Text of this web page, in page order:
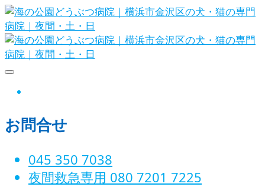
Skip
to
content
日
お問合せ
045 350 7038‬
夜間救急専用 080 7201 7225‬